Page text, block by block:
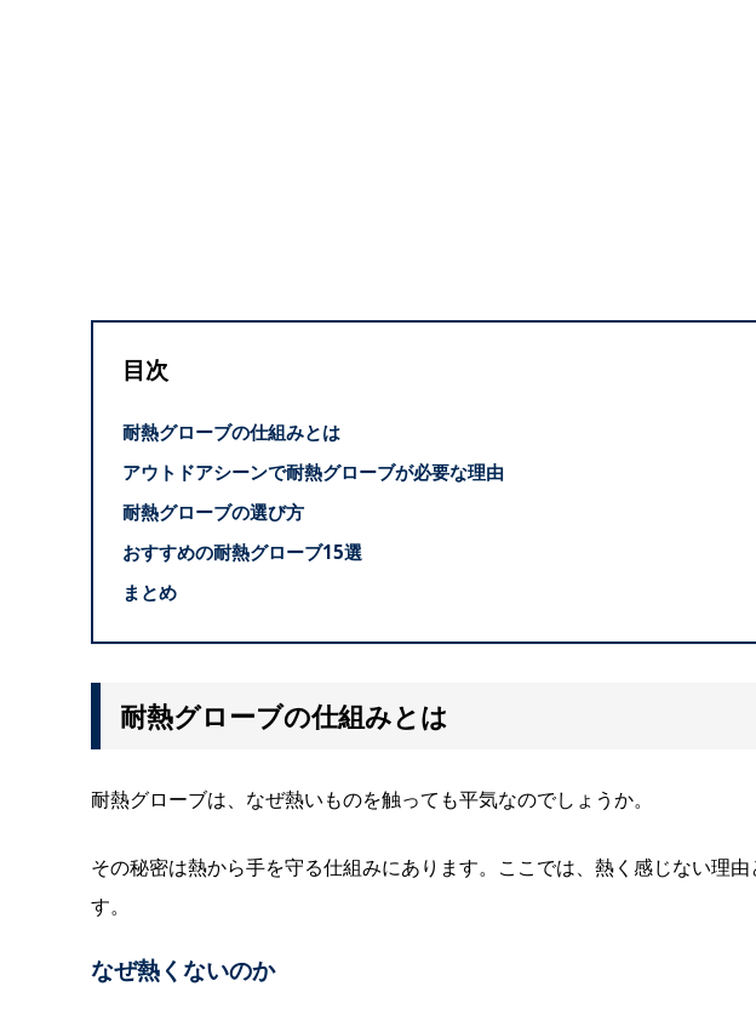
目次
耐熱グローブの仕組みとは
アウトドアシーンで耐熱グローブが必要な理由
耐熱グローブの選び方
おすすめの耐熱グローブ15選
まとめ
耐熱グローブの仕組みとは
耐熱グローブは、なぜ熱いものを触っても平気なのでしょうか。
その秘密は熱から手を守る仕組みにあります。ここでは、熱く感じない理
す。
なぜ熱くないのか